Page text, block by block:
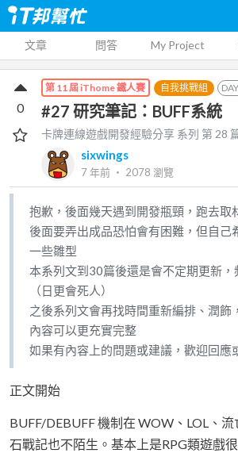
文章 問答 My Project
第 11 屆 iThome 鐵人賽 自我挑戰組 DAY
#27 研究筆記：BUFF系統
卡牌連線遊戲開發經驗分享 系列 第28
sixwings
7 年前 ‧ 2078 瀏覽
0
抱歉，後面幾天遇到開發瓶頸，跑去取
後面要弄出成品恐怕會有困難，但自己
一些雛型
本系列文到30篇後還是會不定期更新
（日更會死人）
之後系列文會再找時間重新編排、潤飾
內容可以更充實完整
如果有內容上的問題或建議，歡迎回應
正文開始
BUFF/DEBUFF 機制在 WOW、LOL、
石戰記也不陌生。基本上是RPG類遊戲